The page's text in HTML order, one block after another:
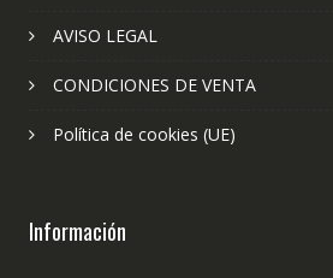
AVISO LEGAL
CONDICIONES DE VENTA
Política de cookies (UE)
Información